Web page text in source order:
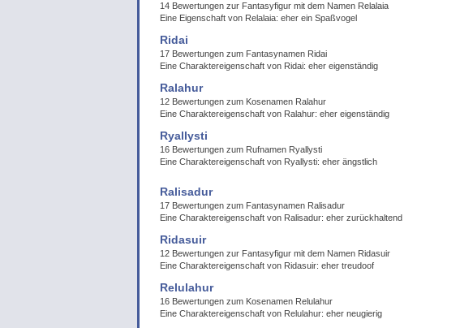
14 Bewertungen zur Fantasyfigur mit dem Namen Relalaia
Eine Eigenschaft von Relalaia: eher ein Spaßvogel
Ridai
17 Bewertungen zum Fantasynamen Ridai
Eine Charaktereigenschaft von Ridai: eher eigenständig
Ralahur
12 Bewertungen zum Kosenamen Ralahur
Eine Charaktereigenschaft von Ralahur: eher eigenständig
Ryallysti
16 Bewertungen zum Rufnamen Ryallysti
Eine Charaktereigenschaft von Ryallysti: eher ängstlich
Ralisadur
17 Bewertungen zum Fantasynamen Ralisadur
Eine Charaktereigenschaft von Ralisadur: eher zurückhaltend
Ridasuir
12 Bewertungen zur Fantasyfigur mit dem Namen Ridasuir
Eine Charaktereigenschaft von Ridasuir: eher treudoof
Relulahur
16 Bewertungen zum Kosenamen Relulahur
Eine Charaktereigenschaft von Relulahur: eher neugierig